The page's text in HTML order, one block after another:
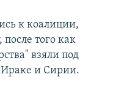
к коалиции,
того как
взяли под
и Сирии.